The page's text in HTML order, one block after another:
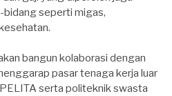
bidang seperti migas,
bangun kolaborasi dengan
pasar tenaga kerja luar
serta politeknik swasta